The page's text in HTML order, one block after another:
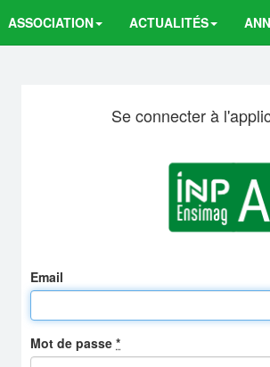
ASSOCIATION ACTUALITÉS
Se connecter à
Email
Mot de passe *